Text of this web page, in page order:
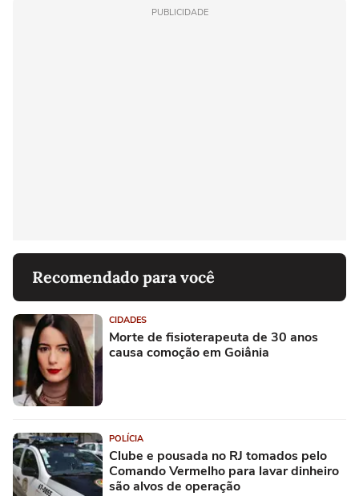
PUBLICIDADE
Recomendado para você
CIDADES
Morte de fisioterapeuta de 30 anos
causa comoção em Goiânia
POLÍCIA
Clube e pousada no RJ tomados pelo
Comando Vermelho para lavar dinheiro
são alvos de operação